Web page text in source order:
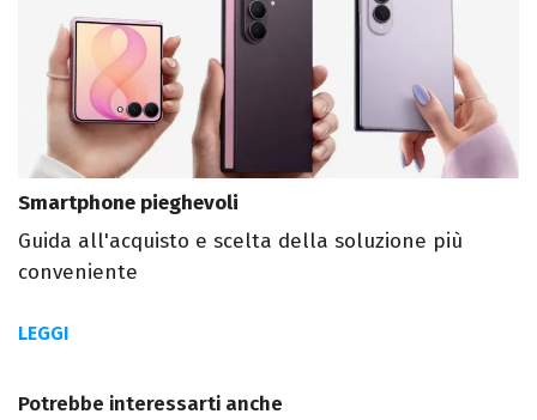
Smartphone pieghevoli
Guida all'acquisto e scelta della soluzione più
conveniente
LEGGI
Potrebbe interessarti anche